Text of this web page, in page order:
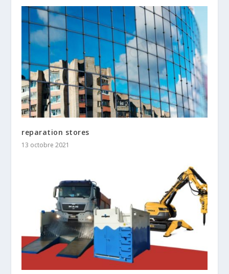
reparation stores
13 octobre 2021